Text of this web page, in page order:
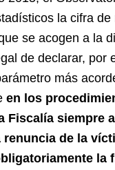
la cifra de
se acogen a la
de declarar, por
más
en los
Fiscalía siempre
renuncia de la
la